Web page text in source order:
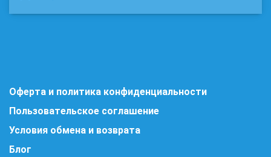
Оферта и политика конфиденциальности
Пользовательское соглашение
Условия обмена и возврата
Блог